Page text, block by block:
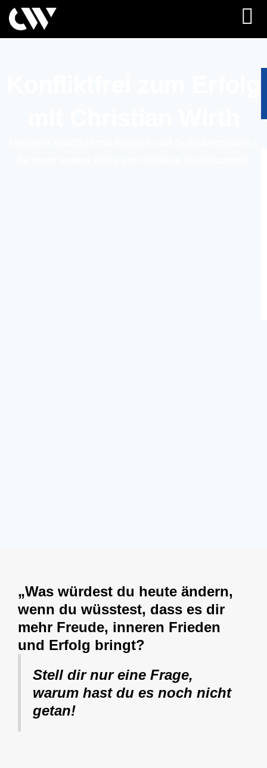
„Was würdest du heute ändern,
wenn du wüsstest, dass es dir
mehr Freude, inneren Frieden
und Erfolg bringt?
Stell dir nur eine Frage,
warum hast du es noch nicht
getan!